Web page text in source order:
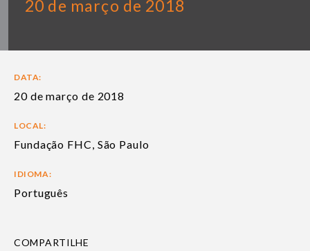
20 de março de 2018
DATA:
20 de março de 2018
LOCAL:
Fundação FHC, São Paulo
IDIOMA:
Português
COMPARTILHE